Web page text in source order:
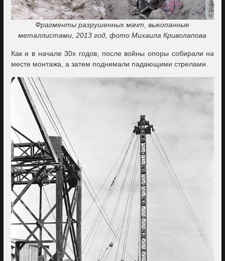
Фрагменты разрушенных мачт, выкопанные
металлистами, 2013 год, фото Михаила Криволапова
Как и в начале 30х годов, после войны опоры собирали на
месте монтажа, а затем поднимали падающими стрелами.